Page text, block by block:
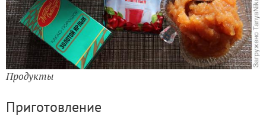
Продукты
Приготовление